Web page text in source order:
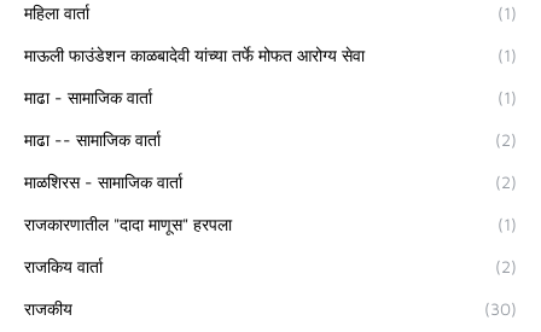
महिला वार्ता (1)
माऊली फाउंडेशन काळबादेवी यांच्या तर्फे मोफत आरोग्य सेवा (1)
माढा - सामाजिक वार्ता (1)
माढा -- सामाजिक वार्ता (2)
माळशिरस - सामाजिक वार्ता (2)
राजकारणातील "दादा माणूस" हरपला (1)
राजकिय वार्ता (2)
राजकीय (30)